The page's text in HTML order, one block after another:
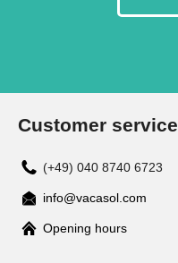
Customer service
(+49) 040 8740 6723
info@vacasol.com
Opening hours